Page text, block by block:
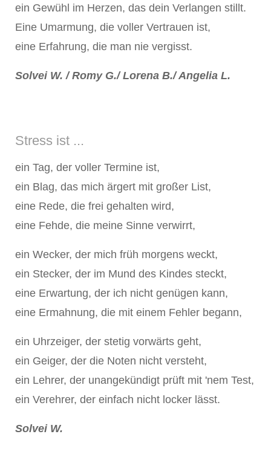
ein Gewühl im Herzen, das dein Verlangen stillt.
Eine Umarmung, die voller Vertrauen ist,
eine Erfahrung, die man nie vergisst.
Solvei W. / Romy G./ Lorena B./ Angelia L.
Stress ist ...
ein Tag, der voller Termine ist,
ein Blag, das mich ärgert mit großer List,
eine Rede, die frei gehalten wird,
eine Fehde, die meine Sinne verwirrt,
ein Wecker, der mich früh morgens weckt,
ein Stecker, der im Mund des Kindes steckt,
eine Erwartung, der ich nicht genügen kann,
eine Ermahnung, die mit einem Fehler begann,
ein Uhrzeiger, der stetig vorwärts geht,
ein Geiger, der die Noten nicht versteht,
ein Lehrer, der unangekündigt prüft mit 'nem Test,
ein Verehrer, der einfach nicht locker lässt.
Solvei W.